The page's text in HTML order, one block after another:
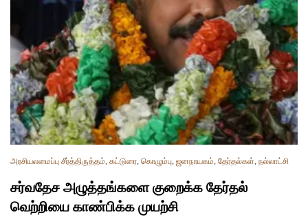
அரசியலமைப்பு சீர்த்திருத்தம், கட்டுரை, கொழும்பு, ஜனநாயகம், தேர்தல்கள், நல்லாட்சி
சர்வதேச அழுத்தங்களை குறைக்க தேர்தல்
வெற்றியை காண்பிக்க முயற்சி